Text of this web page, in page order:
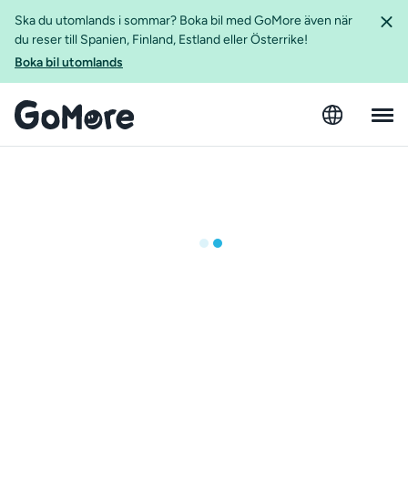
Ska du utomlands i sommar? Boka bil med GoMore även när
du reser till Spanien, Finland, Estland eller Österrike!
Boka bil utomlands